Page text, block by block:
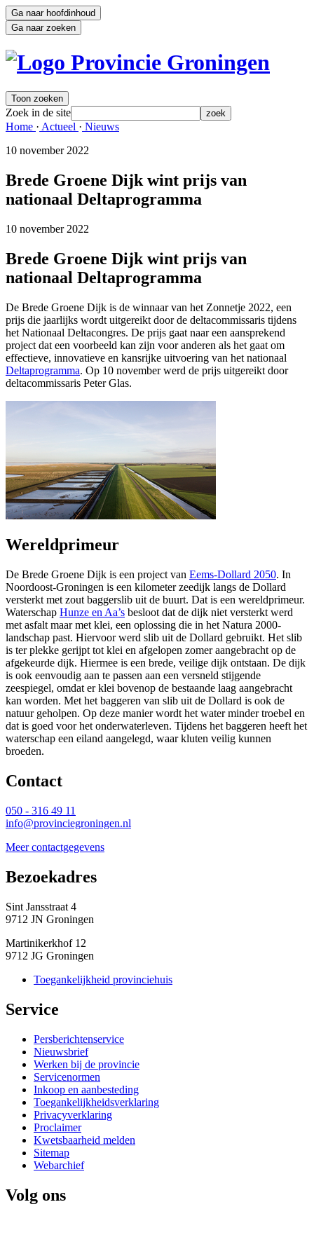
Ga naar hoofdinhoud
Ga naar zoeken
Toon zoeken
Zoek in de site zoek
Home · Actueel · Nieuws
10 november 2022
Brede Groene Dijk wint prijs van
nationaal Deltaprogramma
10 november 2022
Brede Groene Dijk wint prijs van
nationaal Deltaprogramma
De Brede Groene Dijk is de winnaar van het Zonnetje 2022, een
prijs die jaarlijks wordt uitgereikt door de deltacommissaris tijdens
het Nationaal Deltacongres. De prijs gaat naar een aansprekend
project dat een voorbeeld kan zijn voor anderen als het gaat om
effectieve, innovatieve en kansrijke uitvoering van het nationaal
Deltaprogramma. Op 10 november werd de prijs uitgereikt door
deltacommissaris Peter Glas.
Wereldprimeur
De Brede Groene Dijk is een project van Eems-Dollard 2050. In
Noordoost-Groningen is een kilometer zeedijk langs de Dollard
versterkt met zout baggerslib uit de buurt. Dat is een wereldprimeur.
Waterschap Hunze en Aa’s besloot dat de dijk niet versterkt werd
met asfalt maar met klei, een oplossing die in het Natura 2000-
landschap past. Hiervoor werd slib uit de Dollard gebruikt. Het slib
is ter plekke gerijpt tot klei en afgelopen zomer aangebracht op de
afgekeurde dijk. Hiermee is een brede, veilige dijk ontstaan. De dijk
is ook eenvoudig aan te passen aan een versneld stijgende
zeespiegel, omdat er klei bovenop de bestaande laag aangebracht
kan worden. Met het baggeren van slib uit de Dollard is ook de
natuur geholpen. Op deze manier wordt het water minder troebel en
dat is goed voor het onderwaterleven. Tijdens het baggeren heeft het
waterschap een eiland aangelegd, waar kluten veilig kunnen
broeden.
Contact
050 - 316 49 11
info@provinciegroningen.nl
Meer contactgegevens
Bezoekadres
Sint Jansstraat 4
9712 JN Groningen
Martinikerkhof 12
9712 JG Groningen
Toegankelijkheid provinciehuis
Service
Persberichtenservice
Nieuwsbrief
Werken bij de provincie
Servicenormen
Inkoop en aanbesteding
Toegankelijkheidsverklaring
Privacyverklaring
Proclaimer
Kwetsbaarheid melden
Sitemap
Webarchief
Volg ons